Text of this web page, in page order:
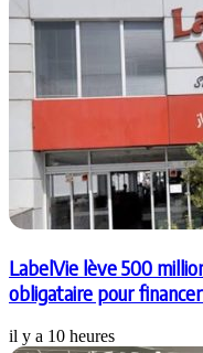
LabelVie lève 500
obligataire pour financer
il y a 10 heures